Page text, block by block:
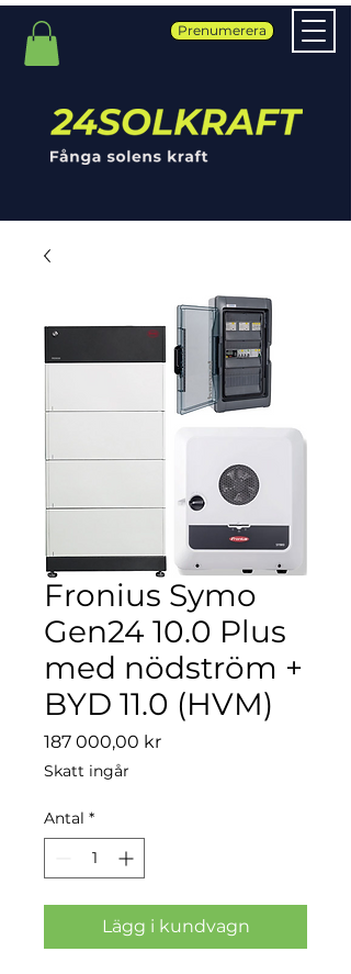
Prenumerera
Fronius Symo
Gen24 10.0 Plus
med nödström +
BYD 11.0 (HVM)
187 000,00 krPris
Skatt ingår
Antal *
Lägg i kundvagn